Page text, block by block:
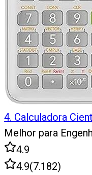
4. Calculadora
Melhor para
4.9
4.9(7.182)